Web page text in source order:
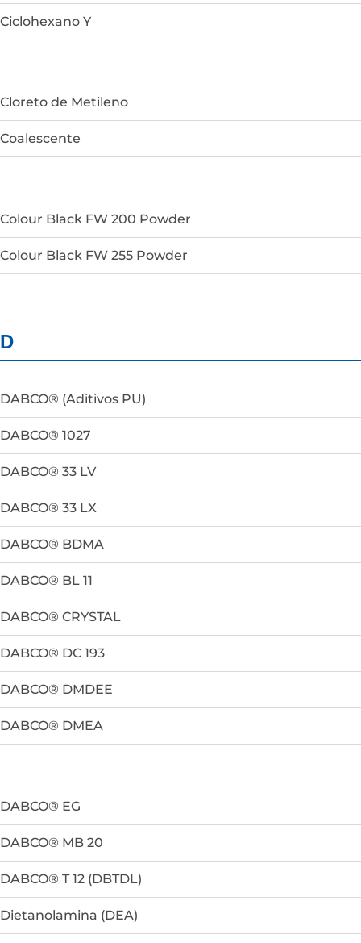
Ciclohexano Y
Cloreto de Metileno
Coalescente
Colour Black FW 200 Powder
Colour Black FW 255 Powder
D
DABCO® (Aditivos PU)
DABCO® 1027
DABCO® 33 LV
DABCO® 33 LX
DABCO® BDMA
DABCO® BL 11
DABCO® CRYSTAL
DABCO® DC 193
DABCO® DMDEE
DABCO® DMEA
DABCO® EG
DABCO® MB 20
DABCO® T 12 (DBTDL)
Dietanolamina (DEA)